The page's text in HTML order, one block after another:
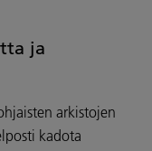
ja
arkistojen
kadota